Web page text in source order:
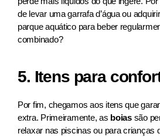
de levar uma garrafa d’água ou
parque aquático para beber
combinado?
5. Itens para
Por fim, chegamos aos itens que
extra. Primeiramente, as boiassão
relaxar nas piscinas ou para crianças